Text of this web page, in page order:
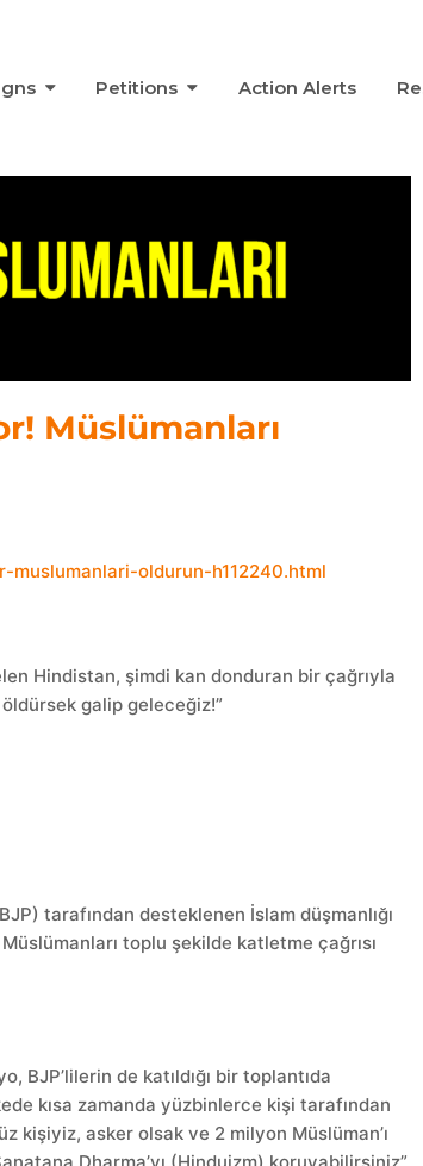
Petitions Action Alerts
Müslümanları
oldurun-h112240.html
Hindistan, şimdi kan donduran bir çağrıyla
galip geleceğiz!”
tarafından desteklenen İslam düşmanlığı
toplu şekilde katletme çağrısı
de katıldığı bir toplantıda
kısa zamanda yüzbinlerce kişi tarafından
kişiyiz, asker olsak ve 2 milyon Müslüman’ı